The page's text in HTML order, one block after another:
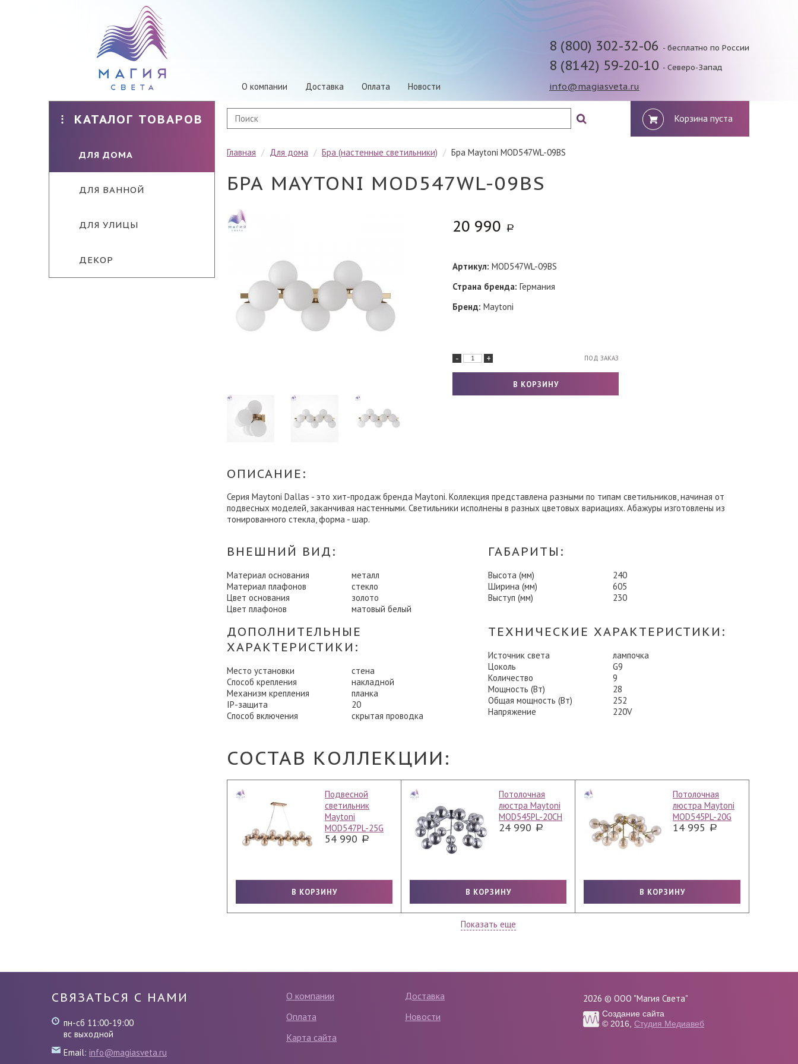
О компании Доставка Оплата Новости
8 (800) 302-32-06 - бесплатно по России
8 (8142) 59-20-10 - Северо-Запад
info@magiasveta.ru
КАТАЛОГ ТОВАРОВ
ДЛЯ ДОМА
ДЛЯ ВАННОЙ
ДЛЯ УЛИЦЫ
ДЕКОР
Корзина пуста
Главная / Для дома / Бра (настенные светильники) / Бра Maytoni MOD547WL-09BS
БРА MAYTONI MOD547WL-09BS
20 990
Артикул: MOD547WL-09BS
Страна бренда: Германия
Бренд: Maytoni
ПОД ЗАКАЗ
- +
ОПИСАНИЕ:
Серия Maytoni Dallas - это хит-продаж бренда Maytoni. Коллекция представлена разными по типам светильников, начиная от
подвесных моделей, заканчивая настенными. Светильники исполнены в разных цветовых вариациях. Абажуры изготовлены из
тонированного стекла, форма - шар.
ВНЕШНИЙ ВИД:
Материал основания
металл
Материал плафонов
стекло
Цвет основания
золото
Цвет плафонов
матовый белый
ГАБАРИТЫ:
Высота (мм)
240
Ширина (мм)
605
Выступ (мм)
230
ДОПОЛНИТЕЛЬНЫЕ
ХАРАКТЕРИСТИКИ:
Место установки
стена
Способ крепления
накладной
Механизм крепления
планка
IP-защита
20
Способ включения
скрытая проводка
ТЕХНИЧЕСКИЕ ХАРАКТЕРИСТИКИ:
Источник света
лампочка
Цоколь
G9
Количество
9
Мощность (Вт)
28
Общая мощность (Вт)
252
Напряжение
220V
СОСТАВ КОЛЛЕКЦИИ:
Подвесной
светильник
Maytoni
MOD547PL-25G
54 990
Потолочная
люстра Maytoni
MOD545PL-20CH
24 990
Потолочная
люстра Maytoni
MOD545PL-20G
14 995
Показать еще
2026 © ООО "Магия Света"
Создание сайта
© 2016, Студия Медиавеб
О компании
Доставка
Оплата
Новости
Карта сайта
СВЯЗАТЬСЯ С НАМИ
пн-сб 11:00-19:00
вс выходной
Email: info@magiasveta.ru